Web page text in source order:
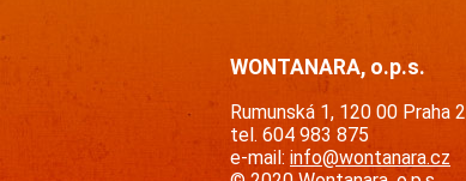
WONTANARA, o.p.s.
Rumunská 1, 120 00 Praha 2
tel. 604 983 875
e-mail: info@wontanara.cz